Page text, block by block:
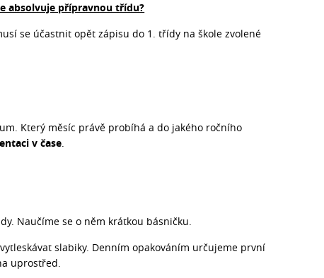
absolvuje přípravnou třídu?
se účastnit opět zápisu do 1. třídy na škole zvolené
Který měsíc právě probíhá a do jakého ročního
v čase.
Naučíme se o něm krátkou básničku.
slabiky. Denním opakováním určujeme první
uprostřed.